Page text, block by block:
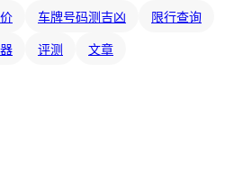
车牌号码测吉凶 限行查询
评测 文章